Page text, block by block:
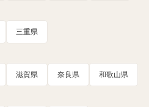
三重県
滋賀県 奈良県 和歌山県